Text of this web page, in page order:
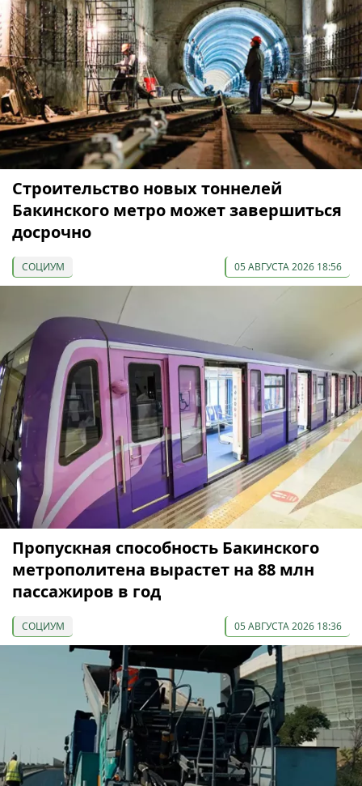
Строительство новых тоннелей
Бакинского метро может завершиться
досрочно
СОЦИУМ 05 АВГУСТА 2026 18:56
Пропускная способность Бакинского
метрополитена вырастет на 88 млн
пассажиров в год
СОЦИУМ 05 АВГУСТА 2026 18:36